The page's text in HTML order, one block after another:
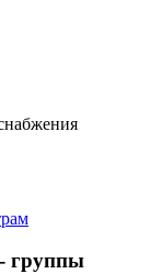
- группы